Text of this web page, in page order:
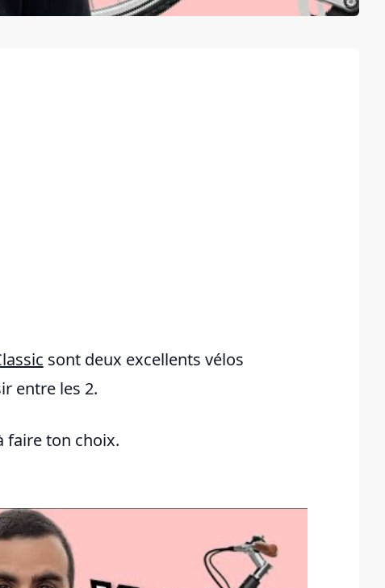
sont deux excellents vélos
entre les 2.
faire ton choix.